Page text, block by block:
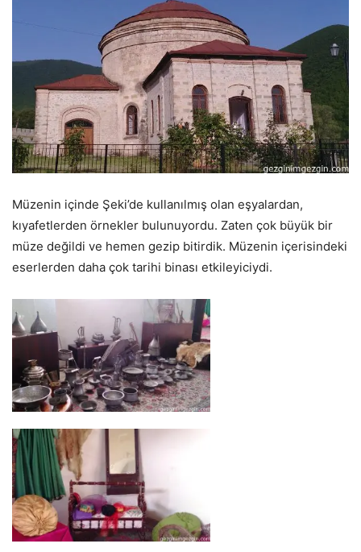
Müzenin içinde Şeki’de kullanılmış olan eşyalardan,
kıyafetlerden örnekler bulunuyordu. Zaten çok büyük bir
müze değildi ve hemen gezip bitirdik. Müzenin içerisindeki
eserlerden daha çok tarihi binası etkileyiciydi.